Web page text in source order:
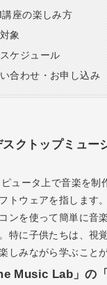
座の楽しみ方
象
ケジュール
合わせ・お申し込み
クトップミュー
ュータ上で音楽を制
トウェアを指します
ンを使って簡単に音
特に子供たちは、視
しみながら学ぶこと
Music Lab」の